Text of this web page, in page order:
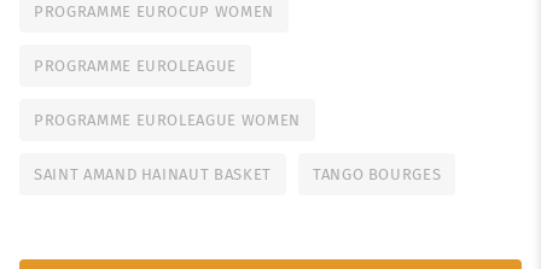
PROGRAMME EUROCUP WOMEN
PROGRAMME EUROLEAGUE
PROGRAMME EUROLEAGUE WOMEN
SAINT AMAND HAINAUT BASKET TANGO BOURGES